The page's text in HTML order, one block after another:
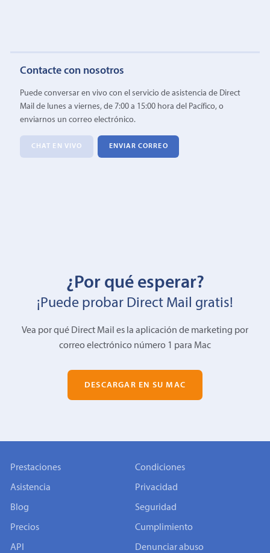
Contacte con nosotros
Puede conversar en vivo con el servicio de asistencia de Direct
Mail de lunes a viernes, de 7:00 a 15:00 hora del Pacífico, o
enviarnos un correo electrónico.
CHAT EN VIVO ENVIAR CORREO
¿Por qué esperar?
¡Puede probar Direct Mail gratis!
Vea por qué Direct Mail es la aplicación de marketing por
correo electrónico número 1 para Mac
DESCARGAR EN SU MAC
Prestaciones
Asistencia
Blog
Precios
API
Condiciones
Privacidad
Seguridad
Cumplimiento
Denunciar abuso